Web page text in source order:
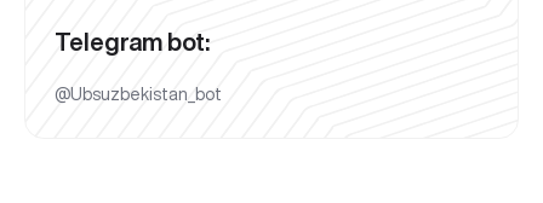
Telegram bot:
@Ubsuzbekistan_bot